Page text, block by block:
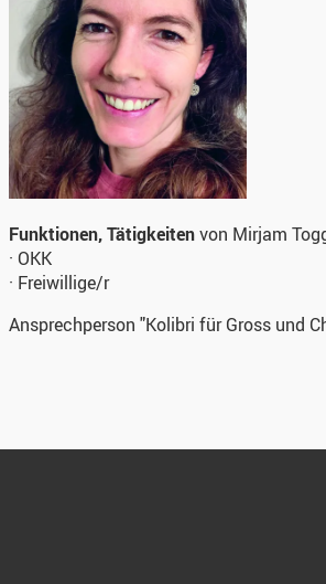
Funktionen, Tätigkeitenvon Mirjam
· OKK
· Freiwillige/r
Ansprechperson "Kolibri für Gross und